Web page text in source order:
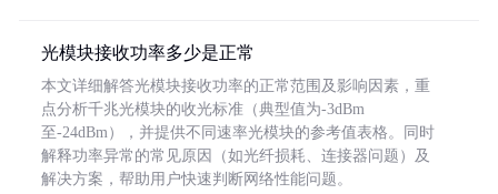
光模块接收功率多少是正常
本文详细解答光模块接收功率的正常范围及影响因素，重
点分析千兆光模块的收光标准（典型值为-3dBm
至-24dBm），并提供不同速率光模块的参考值表格。同时
解释功率异常的常见原因（如光纤损耗、连接器问题）及
解决方案，帮助用户快速判断网络性能问题。